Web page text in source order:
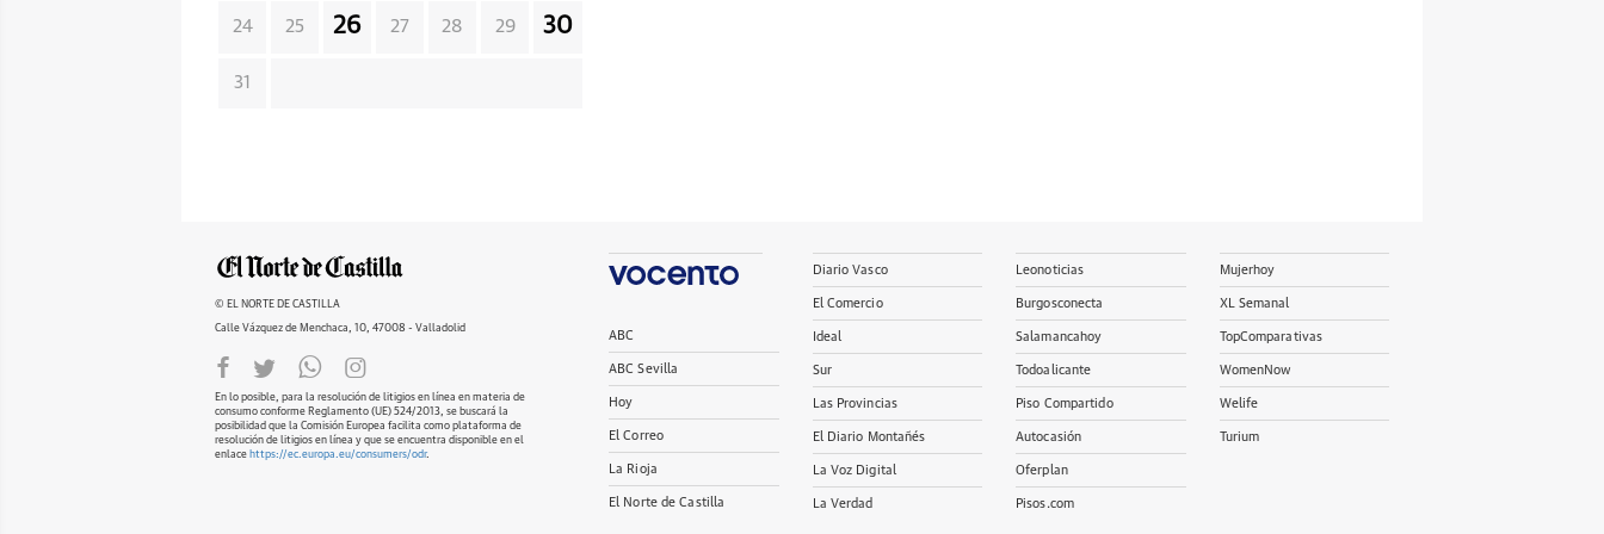
24 25 26 27 28 29 30
31
© EL NORTE DE CASTILLA
Calle Vázquez de Menchaca, 10, 47008 - Valladolid
En lo posible, para la resolución de litigios en línea en materia de
consumo conforme Reglamento (UE) 524/2013, se buscará la
posibilidad que la Comisión Europea facilita como plataforma de
resolución de litigios en línea y que se encuentra disponible en el
enlace https://ec.europa.eu/consumers/odr.
ABC
ABC Sevilla
Hoy
El Correo
La Rioja
El Norte de Castilla
Diario Vasco
El Comercio
Ideal
Sur
Las Provincias
El Diario Montañés
La Voz Digital
La Verdad
Leonoticias
Burgosconecta
Salamancahoy
Todoalicante
Piso Compartido
Autocasión
Oferplan
Pisos.com
Mujerhoy
XL Semanal
TopComparativas
WomenNow
Welife
Turium